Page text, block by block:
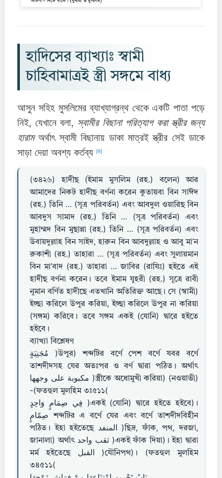
হাদিসের ব্যাখ্যাঃ স্বামী
চাহিবামাত্রই স্ত্রী সঙ্গমে বাধ্য
আসুন সহিহ মুসলিমের ব্যাখ্যাগ্রন্থ থেকে একটি পাতা পড়ে
নিই, যেখানে বলা, স্বামীর বিছানা পরিত্যাগ করা স্ত্রীর জন্য
হারামঅর্থাৎ স্বামী বিছানায় ডাকা মাত্রই স্ত্রীর সেই ডাকে
সাড়া দেয়া অবশ্য কর্তব্য
[9]
(৩৪২৬) হাদীছ (ইমাম মুসলিম (রহ.) বলেন) আর
আমাদের নিকট হাদীছ বর্ণনা করেন কুতায়বা বিন সাঈদ
(রহ.) তিনি … (সূত্র পরিবর্তন) এবং আবদুল ওয়ারিছ বিন
আবদুস সামাদ (রহ.) তিনি … (সূত্র পরিবর্তন) এবং
মুহাম্মদ বিন মুছান্না (রহ.) তিনি … (সূত্র পরিবর্তন) এবং
উবায়দুল্লাহ বিন সাইদ, হারুন বিন আবদুল্লাহ ও আবু মা’ন
রুকাশী (রহ.) তাহারা … (সূত্র পরিবর্তন) এবং সুলায়মান
বিন মা’বাদ (রহ.) তাহারা … জাবির (রাযিঃ) হইতে এই
হাদীছ বর্ণনা করেন। তবে ইমাম যুহরী (রহ.) সূত্রে রাবী
নুমান বর্ণিত হাদীছে এতখানি অতিরিক্ত আছে। সে (স্বামী)
ইচ্ছা করিলে উপুর করিয়া, ইচ্ছা করিলে উপুর না করিয়া
(সঙ্গম) করিবে। তবে সঙ্গম একই (যোনি) দ্বারে হইতে
হইবে।
ব্যাখ্যা বিশ্লেষণ
مُجَنِيَةٍ )উপুর) শব্দটির বর্ণে পেশ বর্ণে যবর বর্ণে
তাশদীদসহ যের অতঃপর ও বর্ণ দ্বারা পঠিত। অর্থাৎ
مكبوبة على وجهها )স্ত্রীকে অধোমুখী করিয়া) (নওয়াভী)
-(ফতহুল মুলহিম ৩ঃ৫১১(
فِي صِمَامٍ وَاحِدٍ )একই (যোনি) দ্বারে হইতে হইবে)।
صِمّامٍ শব্দটির এ বর্ণে যের এবং বর্ণে তাশদীদবিহীন
পঠিত। ইহা হইতেছে المنفد )ছিদ্র, ফাঁক, পথ, দরজা,
জানালা) অর্থাৎ ثقب واحد )একই ফাঁক দিয়া)। ইহা দ্বারা
মর্ম হইতেছে القبل )যৌনিপথ)। (ফতহুল মুলহিম
৩৪৫১১(